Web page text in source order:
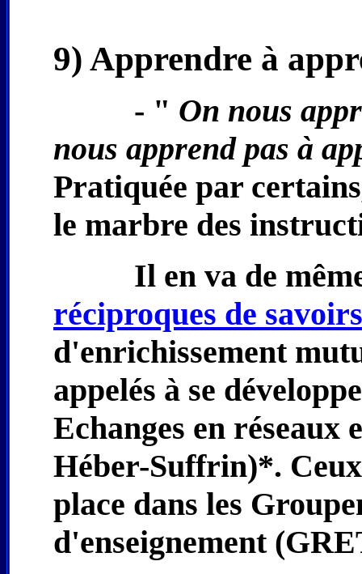
9) Apprendre à
- " On nous
nous apprend pas à
Pratiquée par
le marbre des
Il en va de
réciproques de savoirs
d'enrichissement
appelés à se
Echanges en
Héber-Suffrin)*.
place dans les
d'enseignement